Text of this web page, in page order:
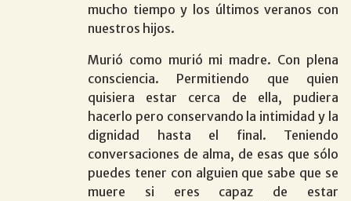
mucho tiempo y los últimos veranos con
nuestros hijos.
Murió como murió mi madre. Con plena
consciencia. Permitiendo que quien
quisiera estar cerca de ella, pudiera
hacerlo pero conservando la intimidad y la
dignidad hasta el final. Teniendo
conversaciones de alma, de esas que sólo
puedes tener con alguien que sabe que se
muere si eres capaz de estar